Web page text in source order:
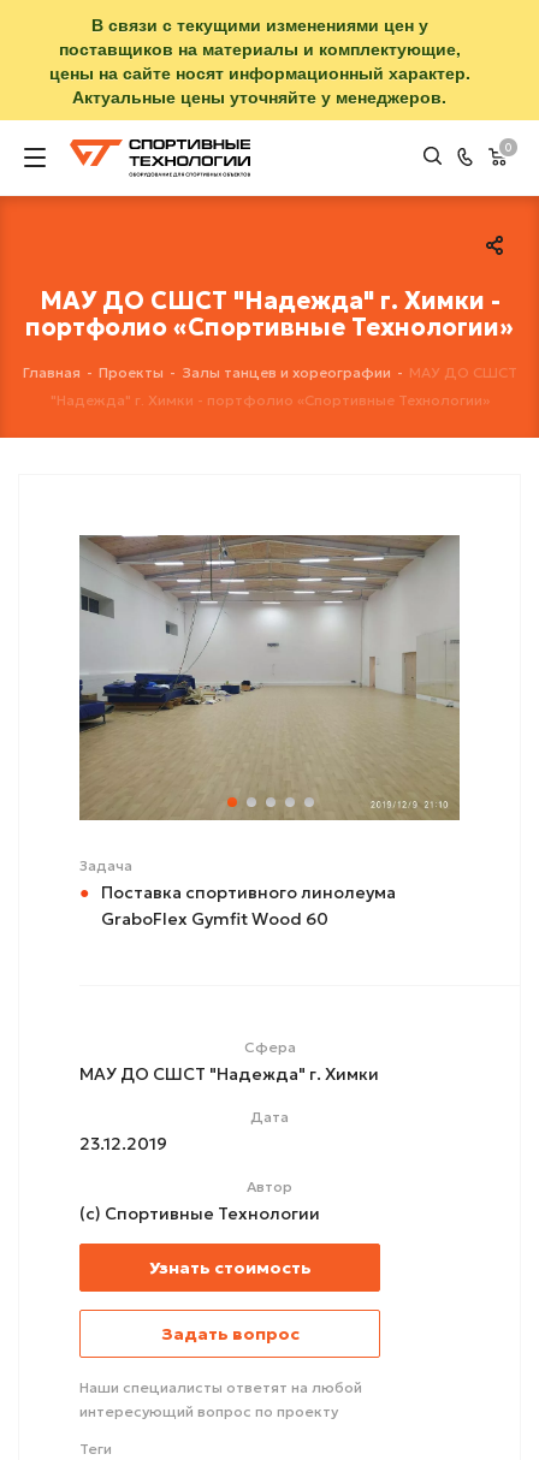
В связи с текущими изменениями цен у
поставщиков на материалы и комплектующие,
цены на сайте носят информационный характер.
Актуальные цены уточняйте у менеджеров.
0
МАУ ДО СШСТ "Надежда" г. Химки -
портфолио «Спортивные Технологии»
Главная - Проекты - Залы танцев и хореографии - МАУ ДО СШСТ
"Надежда" г. Химки - портфолио «Спортивные Технологии»
Задача
Поставка спортивного линолеума
GraboFlex Gymfit Wood 60
Сфера
МАУ ДО СШСТ "Надежда" г. Химки
Дата
23.12.2019
Автор
(с) Спортивные Технологии
Узнать стоимость
Задать вопрос
Наши специалисты ответят на любой
интересующий вопрос по проекту
Теги